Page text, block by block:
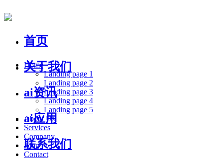
首页
关于我们
ai资讯
ai应用
联系我们
Home
Landing page 1
Landing page 2
Landing page 3
Landing page 4
Landing page 5
About Us
Services
Company
Blog
Contact